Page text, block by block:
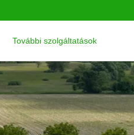
További szolgáltatások